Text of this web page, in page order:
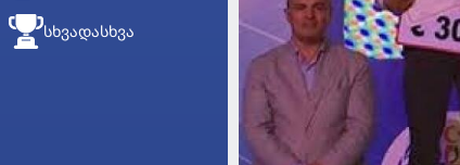
ᲡᲮᲕᲐᲓᲐᲡᲮᲕᲐ